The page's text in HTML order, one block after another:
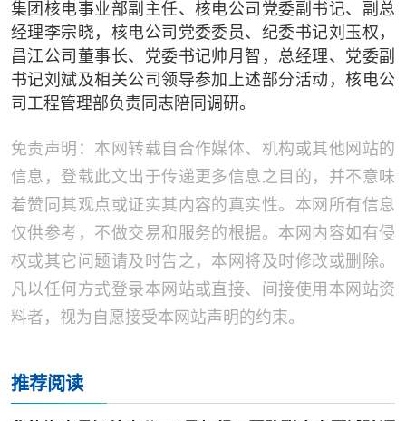
集团核电事业部副主任、核电公司党委副书记、副总
经理李宗晓，核电公司党委委员、纪委书记刘玉权，
昌江公司董事长、党委书记帅月智，总经理、党委副
书记刘斌及相关公司领导参加上述部分活动，核电公
司工程管理部负责同志陪同调研。
免责声明：本网转载自合作媒体、机构或其他网站的
信息，登载此文出于传递更多信息之目的，并不意味
着赞同其观点或证实其内容的真实性。本网所有信息
仅供参考，不做交易和服务的根据。本网内容如有侵
权或其它问题请及时告之，本网将及时修改或删除。
凡以任何方式登录本网站或直接、间接使用本网站资
料者，视为自愿接受本网站声明的约束。
推荐阅读